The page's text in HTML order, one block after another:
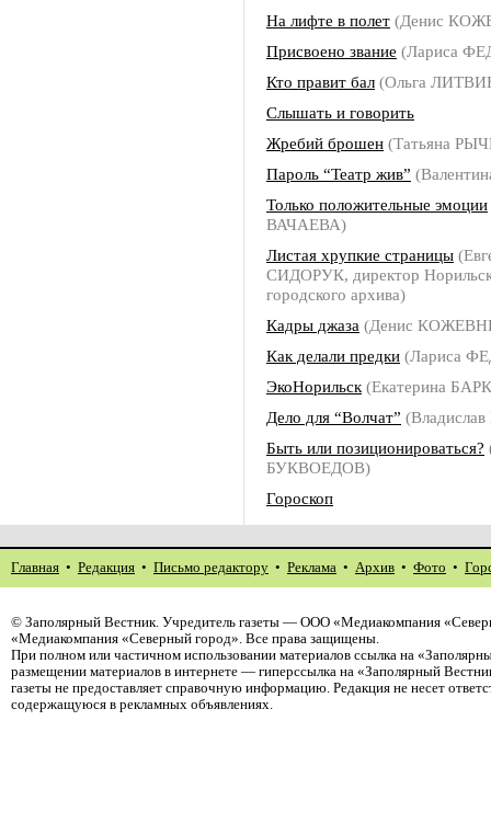
На лифте в полет (Денис
Присвоено звание (Лариса
Кто правит бал (Ольга
Слышать и говорить
Жребий брошен (Татьяна
Пароль “Театр жив”
Только положительные эмоции
ВАЧАЕВА)
Листая хрупкие страницы
СИДОРУК, директор
городского архива)
Кадры джаза (Денис
Как делали предки (Лариса
ЭкоНорильск (Екатерина
Дело для “Волчат”
Быть или позиционироваться?
БУКВОЕДОВ)
Гороскоп
Главная • Редакция • Письмо редактору • Реклама • Архив • Фото •
© Заполярный Вестник. Учредитель газеты — ООО «Медиакомпания
«Медиакомпания «Северный город». Все права защищены.
При полном или частичном использовании материалов ссылка на
размещении материалов в интернете — гиперссылка на «Заполярный
газеты не предоставляет справочную информацию. Редакция не несет
содержащуюся в рекламных объявлениях.